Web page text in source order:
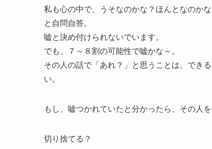
私も心の中で、うそなのかな？ほんとなのかな
と自問自答。
嘘と決め付けられないでいます。
でも、７～８割の可能性で嘘かな～。
その人の話で「あれ？」と思うことは、でき
い。
もし、嘘つかれていたと分かったら、その人
切り捨てる？